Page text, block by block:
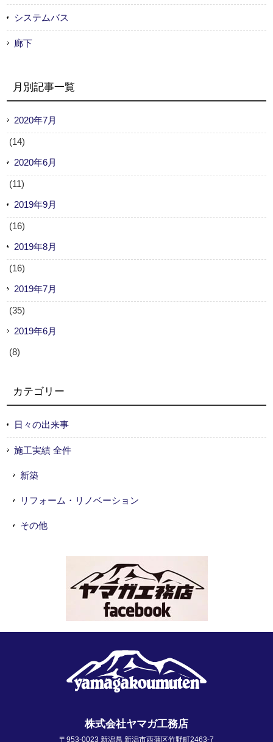
システムバス
廊下
月別記事一覧
2020年7月
(14)
2020年6月
(11)
2019年9月
(16)
2019年8月
(16)
2019年7月
(35)
2019年6月
(8)
カテゴリー
日々の出来事
施工実績 全件
新築
リフォーム・リノベーション
その他
株式会社ヤマガ工務店
〒953-0023 新潟県 新潟市西蒲区竹野町2463-7